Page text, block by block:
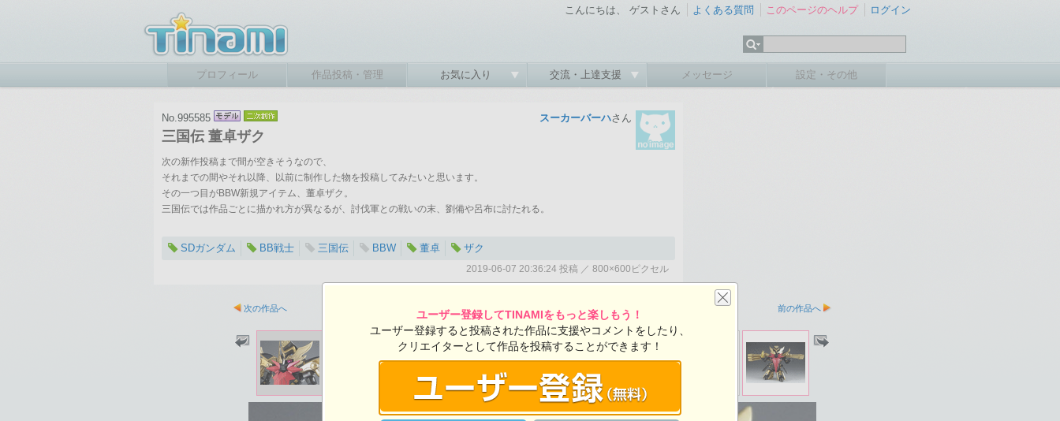
こんにちは、 ゲストさん よくある質問 このページのヘルプ ログイン
プロフィール 作品投稿・管理 お気に入り 交流・上達支援 メッセージ 設定・その他
No.995585
三国伝 董卓ザク
スーカーバーハさん
次の新作投稿まで間が空きそうなので、
それまでの間やそれ以降、以前に制作した物を投稿してみたいと思います。
その一つ目がBBW新規アイテム、董卓ザク。
三国伝では作品ごとに描かれ方が異なるが、討伐軍との戦いの末、劉備や呂布に討たれる。
SDガンダム BB戦士 三国伝 BBW 董卓 ザク
2019-06-07 20:36:24 投稿 ／ 800×600ピクセル
次の作品へ スーカーバーハさんの投稿作品一覧 前の作品へ
2019-06-07 20:36:24 投稿
総閲覧数：2214 閲覧ユーザー数：2212
ユーザー登録してTINAMIをもっと楽しもう！
ユーザー登録すると投稿された作品に支援やコメントをしたり、
クリエイターとして作品を投稿することができます！